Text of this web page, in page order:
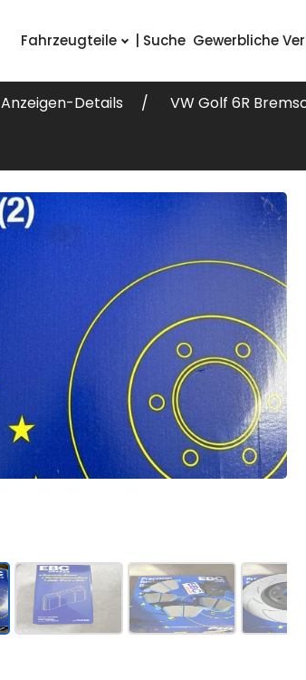
Fahrzeugteile | Suche Gewerbliche
Anzeigen-Details VW Golf 6R